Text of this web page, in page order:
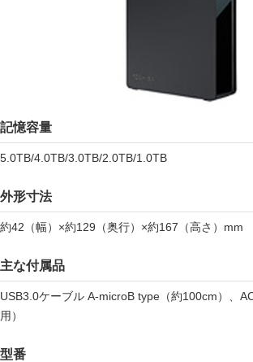
記憶容量
5.0TB/4.0TB/3.0TB/2.0TB/1.0TB
外形寸法
約42（幅）×約129（奥行）×約167（高さ）mm
主な付属品
USB3.0ケーブル A-microB type（約100cm）、
用）
型番